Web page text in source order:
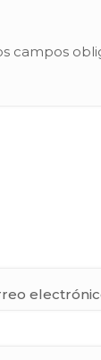
campos